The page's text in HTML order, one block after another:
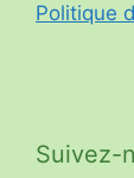
Politique
Suivez-